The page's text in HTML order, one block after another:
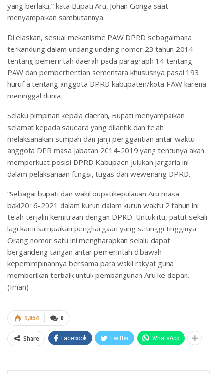
yang berlaku,” kata Bupati Aru, Johan Gonga saat
menyampaikan sambutannya.
Dijelaskan, sesuai mekanisme PAW DPRD sebagaimana
terkandung dalam undang undang nomor 23 tahun 2014
tentang pemerintah daerah pada paragraph 14 tentang
PAW dan pemberhentian sementara khususnya pasal 193
huruf a tentang anggota DPRD kabupaten/kota PAW karena
meninggal dunia.
Selaku pimpinan kepala daerah, Bupati menyampaikan
selamat kepada saudara yang dilantik dan telah
melaksanakan sumpah dan janji penggantian antar waktu
anggota DPR masa jabatan 2014-2019 yang tentunya akan
memperkuat posisi DPRD Kabupaen julukan jargaria ini
dalam pelaksanaan fungsi, tugas dan wewenang DPRD.
“Sebagai bupati dan wakil bupatikepulauan Aru masa
baki2016-2021 dalam kurun dalam kurun waktu 2 tahun ini
telah terjalin kemitraan dengan DPRD. Untuk itu, patut sekali
lagi kami sampaikan penghargaan yang setinggi tingginya
Orang nomor satu ini mengharapkan selalu dapat
bergandeng tangan antar pemerintah dibawah
kepemimpinannya bersama para wakil rakyat guna
memberikan terbaik untuk pembangunan Aru ke depan.
(Iman)
0
1,954
Share Facebook Twitter WhatsApp